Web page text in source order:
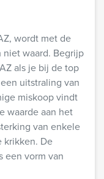
wordt met de
waard. Begrijp
als je bij de top
uitstraling van
miskoop vindt
waarde aan het
van enkele
krikken. De
een vorm van